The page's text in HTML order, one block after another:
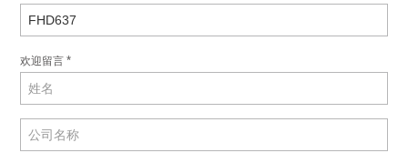
欢迎留言*